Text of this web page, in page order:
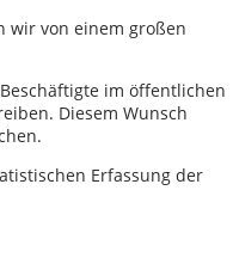
wir von einem großen
im öffentlichen
Diesem Wunsch
Erfassung der